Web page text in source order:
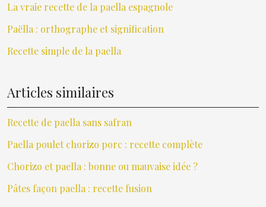
La vraie recette de la paella espagnole
Paëlla : orthographe et signification
Recette simple de la paella
Articles similaires
Recette de paella sans safran
Paella poulet chorizo porc : recette complète
Chorizo et paella : bonne ou mauvaise idée ?
Pâtes façon paella : recette fusion